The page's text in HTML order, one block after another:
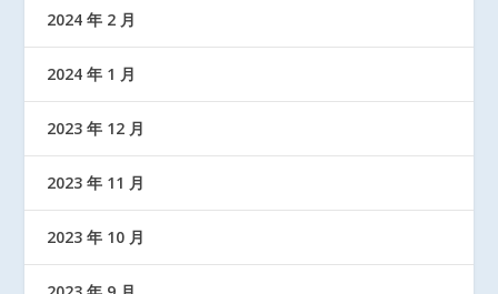
2024 年 2 月
2024 年 1 月
2023 年 12 月
2023 年 11 月
2023 年 10 月